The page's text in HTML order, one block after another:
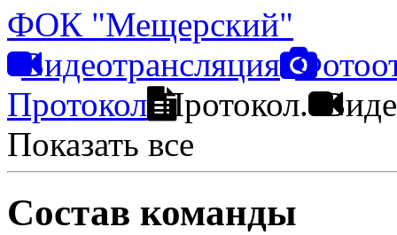
ФОК "Мещерский"
Видеотрансляция
Протокол Протокол.
Показать все
Состав команды